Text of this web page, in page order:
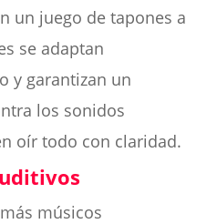
un juego de tapones a
se adaptan
y garantizan un
los sonidos
oír todo con claridad.
músicos